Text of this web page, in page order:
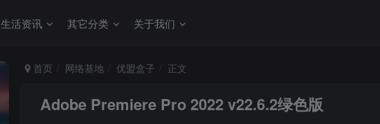
生活资讯 其它分类 关于我们
首页 网络基地 优盟盒子 正文
Adobe Premiere Pro 2022 v22.6.2绿色版